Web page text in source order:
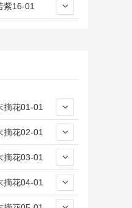
紫16-01
摘花01-01
摘花02-01
摘花03-01
摘花04-01